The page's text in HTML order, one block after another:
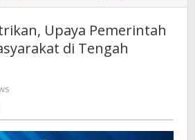
Kelistrikan,
Upaya
Upaya Pemerintah
di Tengah